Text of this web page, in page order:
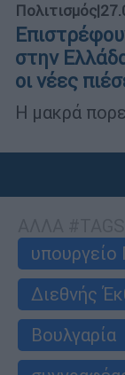
Πολιτισμός|
στην
οι νέες
Η μακρά
υπουργείο
Διεθνής
Βουλγαρία